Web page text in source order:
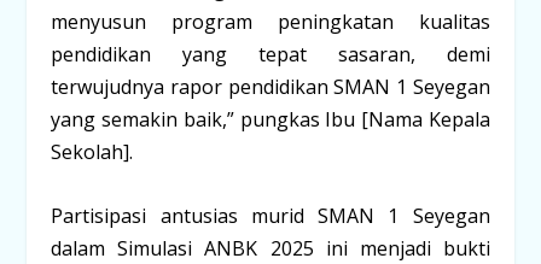
menyusun program peningkatan kualitas
pendidikan yang tepat sasaran, demi
terwujudnya rapor pendidikan SMAN 1 Seyegan
yang semakin baik,” pungkas Ibu [Nama Kepala
Sekolah].
Partisipasi antusias murid SMAN 1 Seyegan
dalam Simulasi ANBK 2025 ini menjadi bukti